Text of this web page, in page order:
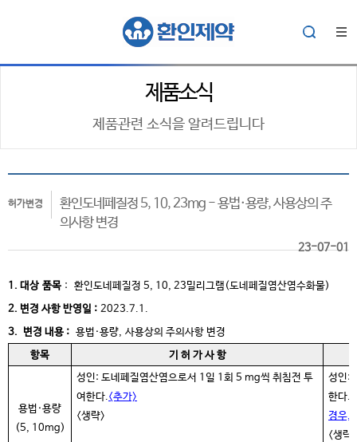
제품소식
제품관련 소식을 알려드립니다
허가변경
환인도네페질정 5, 10, 23mg - 용법·용량, 사용상의 주
의사항 변경
23-07-01
1. 대상 품목 : 환인도네페질정 5, 10, 23밀리그램(도네페질염산염수화물)
2. 변경 사항 반영일 : 2023.7.1.
3. 변경 내용 : 용법·용량, 사용상의 주의사항 변경
항목
기 허 가 사 항
용법·용량
(5, 10mg)
성인: 도네페질염산염으로서 1일 1회 5 mg씩 취침전 투
여한다.<추가>
<생략>
성인:
한다.
경우,
<생략>